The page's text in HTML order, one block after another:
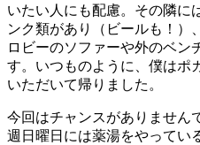
いたい人にも配慮。その隣に
ンク類があり（ビールも！）
ロビーのソファーや外のベン
す。いつものように、僕はポ
いただいて帰りました。
今回はチャンスがありません
週日曜日には薬湯をやってい